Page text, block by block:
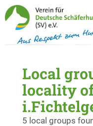
Local
locality
5 local groups